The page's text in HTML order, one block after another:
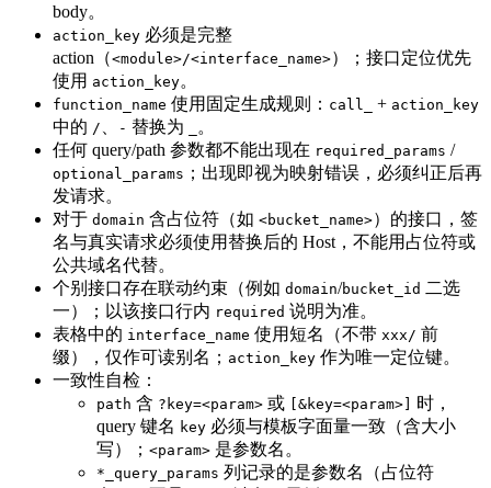
body。
action_key 必须是完整
action（<module>/<interface_name>）；接口定位优先
使用 action_key。
function_name 使用固定生成规则： call_ + action_key
中的 / - 替换为
。
任何 query/path 参数都不能出现在 required_params /
optional_params ；出现即视为映射错误，必须纠正后再
发请求。
对于 domain 含占位符（如 <bucket_name>）的接口，签
名与真实请求必须使用替换后的 Host，不能用占位符或
公共域名代替。
个别接口存在联动约束（例如 domain/bucket_id 二选
一）；以该接口行内 required 说明为准。
表格中的 interface_name 使用短名（不带 xxx/ 前
缀），仅作可读别名； action_key 作为唯一定位键。
一致性自检：
path 含 ?key=<param> 或 [&key=<param>]
时，
query 键名 key 必须与模板字面量一致（含大小
写）； <param> 是参数名。
*_query_params 列记录的是参数名（占位符